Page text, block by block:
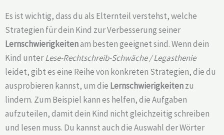
Es ist wichtig, dass du als Elternteil verstehst, welche
Strategien für dein Kind zur Verbesserung seiner
Lernschwierigkeitenam besten geeignet sind. Wenn dein
Kind unterLese-Rechtschreib-Schwäche / Legasthenie
leidet, gibt es eine Reihe von konkreten Strategien, die du
ausprobieren kannst, um die Lernschwierigkeitenzu
lindern. Zum Beispiel kann es helfen, die Aufgaben
aufzuteilen, damit dein Kind nicht gleichzeitig schreiben
und lesen muss. Du kannst auch die Auswahl der Wörter